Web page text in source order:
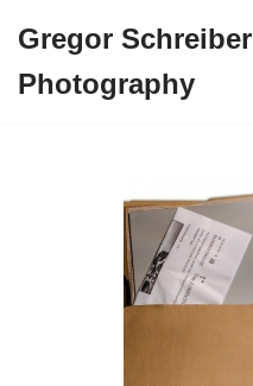
Inhalt
Gregor Schreiber
Photography